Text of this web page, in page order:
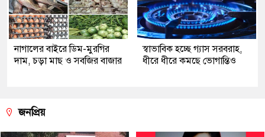
নাগালের বাইরে ডিম-মুরগির
দাম, চড়া মাছ ও সবজির বাজার
স্বাভাবিক হচ্ছে গ্যাস সরবরাহ,
ধীরে ধীরে কমছে ভোগান্তিও
জনপ্রিয়